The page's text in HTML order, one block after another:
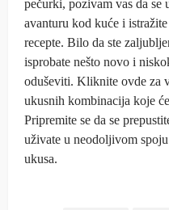
pečurki, pozivam vas da se
avanturu kod kuće i
recepte. Bilo da ste
isprobate nešto novo i
oduševiti. Kliknite ovde za
ukusnih kombinacija koje
Pripremite se da se
uživate u neodoljivom
ukusa.